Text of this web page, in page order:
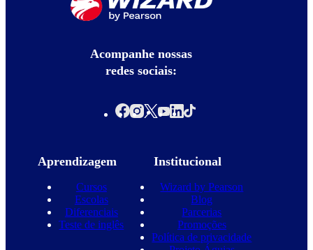
Acompanhe nossas
redes sociais:
Aprendizagem
Cursos
Escolas
Diferenciais
Teste de inglês
Institucional
Wizard by Pearson
Blog
Parcerias
Promoções
Política de privacidade